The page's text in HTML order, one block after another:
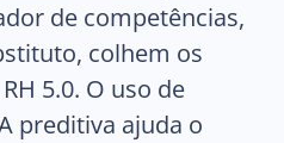
de competências,
colhem os
5.0. O uso de
preditiva ajuda o